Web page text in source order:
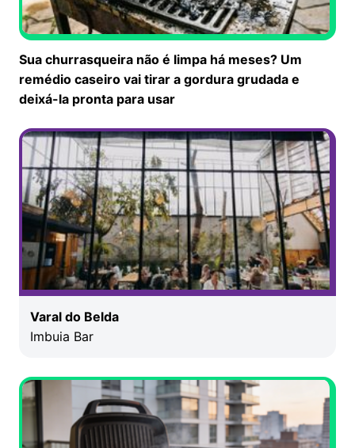
Sua churrasqueira não é limpa há meses? Um
remédio caseiro vai tirar a gordura grudada e
deixá-la pronta para usar
Varal do Belda
Imbuia Bar